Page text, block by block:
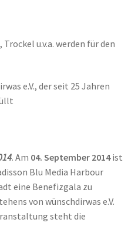
u.v.a. werden für den
e.V., der seit 25 Jahren
. Am 04. September 2014ist
Blu Media Harbour
eine Benefizgala zu
von wünschdirwas e.V.
steht die